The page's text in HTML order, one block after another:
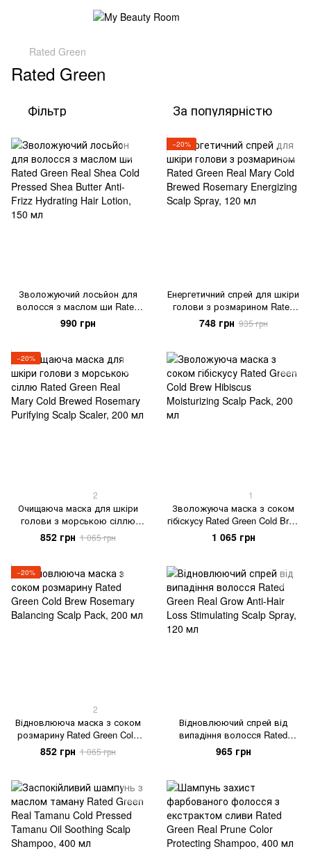
Rated Green
Rated Green
Фільтр За популярністю
Зволожуючий лосьйон для
волосся з маслом ши Rated
Green Real Shea Cold Pressed
Shea Butter Anti-Frizz Hydrating
990 грн
−20%
Енергетичний спрей для шкіри
голови з розмарином Rated
Green Real Mary Cold Brewed
Rosemary Energizing Scalp
748 грн 935 грн
−20%
2
Очищаюча маска для шкіри
голови з морською сіллю
Rated Green Real Mary Cold
Brewed Rosemary Purifying
852 грн 1 065 грн
1
Зволожуюча маска з соком
гібіскусу Rated Green Cold Brew
Hibiscus Moisturizing Scalp
Pack, 200 мл
1 065 грн
−20%
2
Відновлююча маска з соком
розмарину Rated Green Cold
Brew Rosemary Balancing Scalp
Pack, 200 мл
852 грн 1 065 грн
Відновлюючий спрей від
випадіння волосся Rated
Green Real Grow Anti-Hair Loss
Stimulating Scalp Spray, 120 мл
965 грн